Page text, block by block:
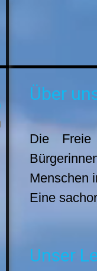
Über
Die Freie
Menschen
Eine
Unser